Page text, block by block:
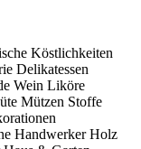
Design sowie
Winterwelt
Köstlichkeiten
Delikatessen
Wein Liköre
Mützen Stoffe
HandwerkerHolz